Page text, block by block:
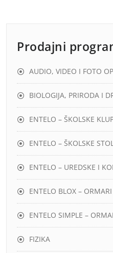
Prodajni
AUDIO, VIDEO I FOTO
BIOLOGIJA, PRIRODA I
ENTELO – ŠKOLSKE
ENTELO – ŠKOLSKE
ENTELO – UREDSKE I
ENTELO BLOX –
ENTELO SIMPLE –
FIZIKA